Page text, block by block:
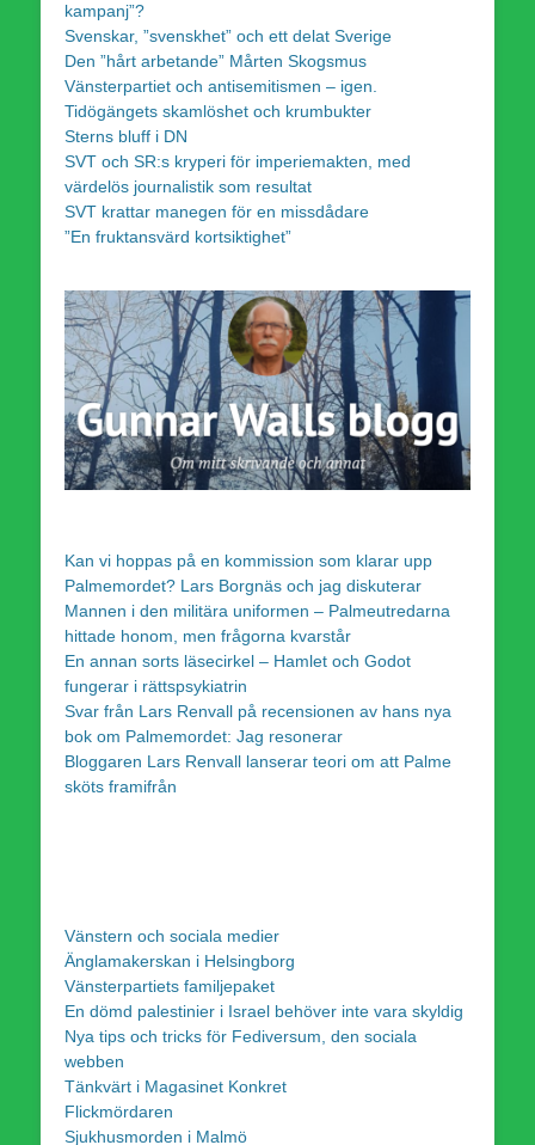
kampanj”?
Svenskar, ”svenskhet” och ett delat Sverige
Den ”hårt arbetande” Mårten Skogsmus
Vänsterpartiet och antisemitismen – igen.
Tidögängets skamlöshet och krumbukter
Sterns bluff i DN
SVT och SR:s kryperi för imperiemakten, med
värdelös journalistik som resultat
SVT krattar manegen för en missdådare
”En fruktansvärd kortsiktighet”
Kan vi hoppas på en kommission som klarar upp
Palmemordet? Lars Borgnäs och jag diskuterar
Mannen i den militära uniformen – Palmeutredarna
hittade honom, men frågorna kvarstår
En annan sorts läsecirkel – Hamlet och Godot
fungerar i rättspsykiatrin
Svar från Lars Renvall på recensionen av hans nya
bok om Palmemordet: Jag resonerar
Bloggaren Lars Renvall lanserar teori om att Palme
sköts framifrån
Vänstern och sociala medier
Änglamakerskan i Helsingborg
Vänsterpartiets familjepaket
En dömd palestinier i Israel behöver inte vara skyldig
Nya tips och tricks för Fediversum, den sociala
webben
Tänkvärt i Magasinet Konkret
Flickmördaren
Sjukhusmorden i Malmö